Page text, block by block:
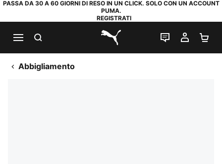
PASSA DA 30 A 60 GIORNI DI RESO IN UN CLICK. SOLO CON UN ACCOUNT
PUMA.
REGISTRATI
PUMA.com
CHAT IL MIO
Abbigliamento